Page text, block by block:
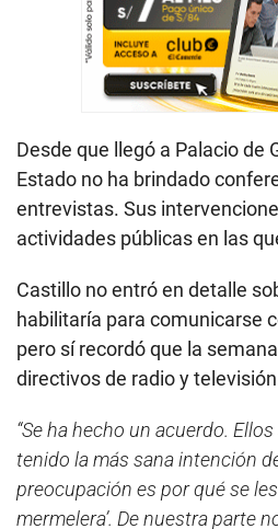
Desde que llegó a Palacio de
Estado no ha brindado
entrevistas. Sus
actividades públicas en las
Castillo no entró en detalle
habilitaría para comunicarse
pero sí recordó que la
directivos de radio y
“Se ha hecho un acuerdo.
tenido la más sana intención
preocupación es por qué se
mermelera’. De nuestra parte